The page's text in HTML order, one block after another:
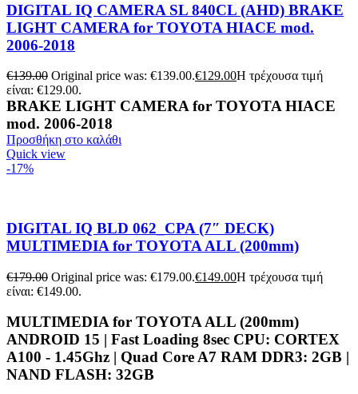
DIGITAL IQ CAMERA SL 840CL (AHD) BRAKE
LIGHT CAMERA for TOYOTA HIACE mod.
2006-2018
€139.00 Original price was: €139.00.€129.00Η τρέχουσα τιμή
είναι: €129.00.
BRAKE LIGHT CAMERA for TOYOTA HIACE
mod. 2006-2018
Προσθήκη στο καλάθι
Quick view
-17%
DIGITAL IQ BLD 062_CPA (7″ DECK)
MULTIMEDIA for TOYOTA ALL (200mm)
€179.00 Original price was: €179.00.€149.00Η τρέχουσα τιμή
είναι: €149.00.
MULTIMEDIA for TOYOTA ALL (200mm)
ANDROID 15 | Fast Loading 8sec CPU: CORTEX
A100 - 1.45Ghz | Quad Core A7 RAM DDR3: 2GB |
NAND FLASH: 32GB